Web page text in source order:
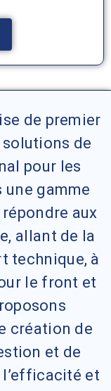
de premier
de
pour les
gamme
aux
allant de la
technique, à
le front et
création de
et de
et